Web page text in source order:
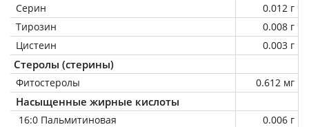
Серин
0.012 г
Тирозин
0.008 г
Цистеин
0.003 г
Стеролы (стерины)
Фитостеролы 0.612 мг
Насыщенные жирные кислоты
16:0 Пальмитиновая
0.006 г